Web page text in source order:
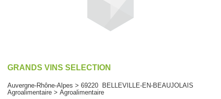
GRANDS VINS SELECTION
Auvergne-Rhône-Alpes > 69220 BELLEVILLE-EN-BEAUJOLAIS
Agroalimentaire > Agroalimentaire